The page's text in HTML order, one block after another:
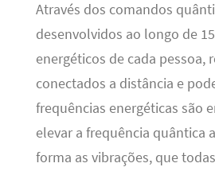
Através dos comandos
desenvolvidos ao longo de
energéticos de cada pessoa,
conectados a distância e
frequências energéticas são
elevar a frequência quântica
forma as vibrações, que